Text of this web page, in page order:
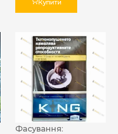
Купити
Фасування: